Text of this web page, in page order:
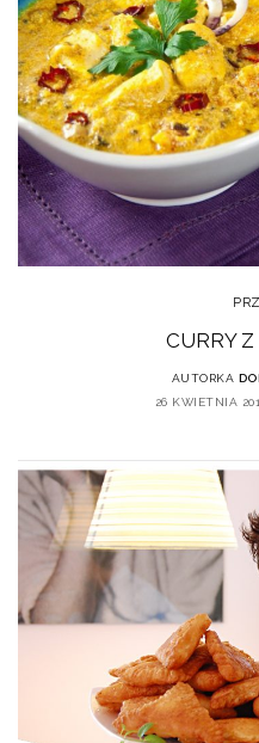
CURRY
AUTORKA
26 KWIETNIA